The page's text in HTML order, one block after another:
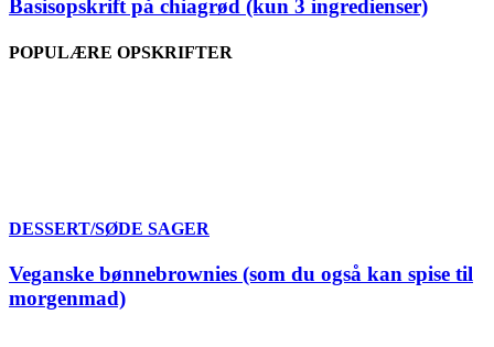
Basisopskrift på chiagrød (kun 3 ingredienser)
POPULÆRE OPSKRIFTER
DESSERT/SØDE SAGER
Veganske bønnebrownies (som du også kan spise til
morgenmad)